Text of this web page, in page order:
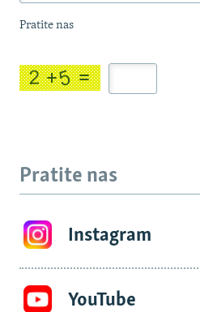
Pratite nas
Pratite nas
Instagram
YouTube